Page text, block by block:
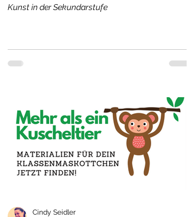
Kunst in der Sekundarstufe
Cindy Seidler